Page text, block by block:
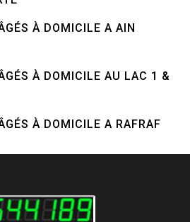
À DOMICILE A AIN
À DOMICILE AU LAC 1 &
À DOMICILE A RAFRAF